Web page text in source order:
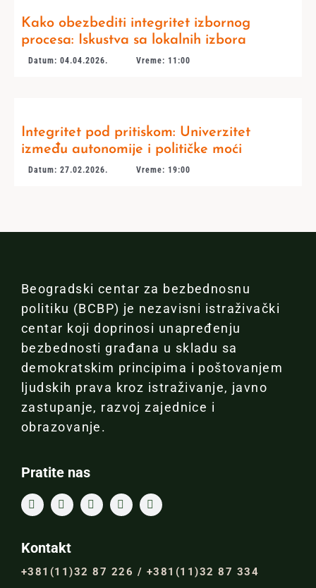
Kako obezbediti integritet izbornog
procesa: Iskustva sa lokalnih izbora
Datum: 04.04.2026. Vreme: 11:00
Integritet pod pritiskom: Univerzitet
između autonomije i političke moći
Datum: 27.02.2026. Vreme: 19:00
Beogradski centar za bezbednosnu
politiku (BCBP) je nezavisni istraživački
centar koji doprinosi unapređenju
bezbednosti građana u skladu sa
demokratskim principima i poštovanjem
ljudskih prava kroz istraživanje, javno
zastupanje, razvoj zajednice i
obrazovanje.
Pratite nas
Kontakt
+381(11)32 87 226 / +381(11)32 87 334